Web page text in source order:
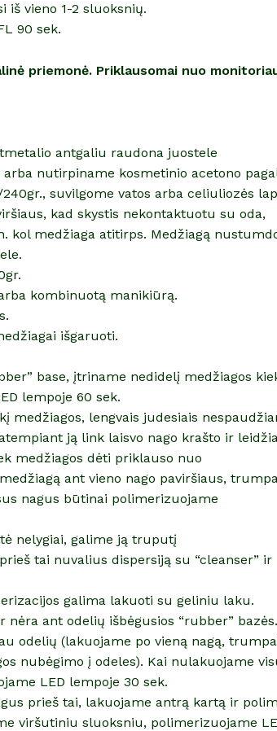
iš vieno 1-2 sluoksnių.
90 sek.
priemonė. Priklausomai nuo
antgaliu raudona juostele
nutirpiname kosmetinio acetono
suvilgome vatos arba celiuliozės
kad skystis nekontaktuotu su oda,
kol medžiaga atitirps. Medžiagą
kombinuotą manikiūrą.
išgaruoti.
base, įtriname nedidelį medžiagos
lempoje 60 sek.
medžiagos, lengvais judesiais
ją link laisvo nago krašto ir
medžiagos dėti priklauso nuo
ant vieno nago paviršiaus,
nagus būtinai polimerizuojame
nelygiai, galime ją truputį
tai nuvalius dispersiją su “cleanser” ir
galima lakuoti su geliniu laku.
ant odelių išbėgusios “rubber” bazės.
odelių (lakuojame po vieną nagą,
nubėgimo į odeles). Kai nulakuojame
LED lempoje 30 sek.
prieš tai, lakuojame antrą kartą ir
viršutiniu sluoksniu, polimerizuojame